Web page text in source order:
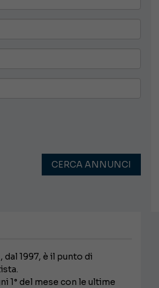
CERCA ANNUNCI
, dal 1997, è il punto di
1° del mese con le ultime